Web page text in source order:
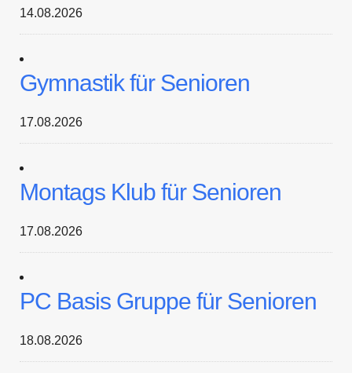
14.08.2026
Gymnastik für Senioren
17.08.2026
Montags Klub für Senioren
17.08.2026
PC Basis Gruppe für Senioren
18.08.2026